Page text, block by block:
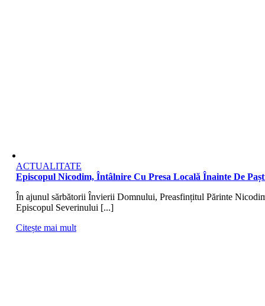
ACTUALITATE
Episcopul Nicodim, Întâlnire Cu Presa Locală Înainte De
În ajunul sărbătorii Învierii Domnului, Preasfințitul Părinte
Episcopul Severinului [...]
Citește mai mult